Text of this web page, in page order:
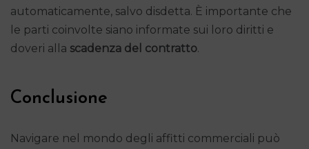
automaticamente, salvo disdetta. È importante che
le parti coinvolte siano informate sui loro diritti e
doveri alla scadenza del contratto.
Conclusione
Navigare nel mondo degli affitti commerciali può